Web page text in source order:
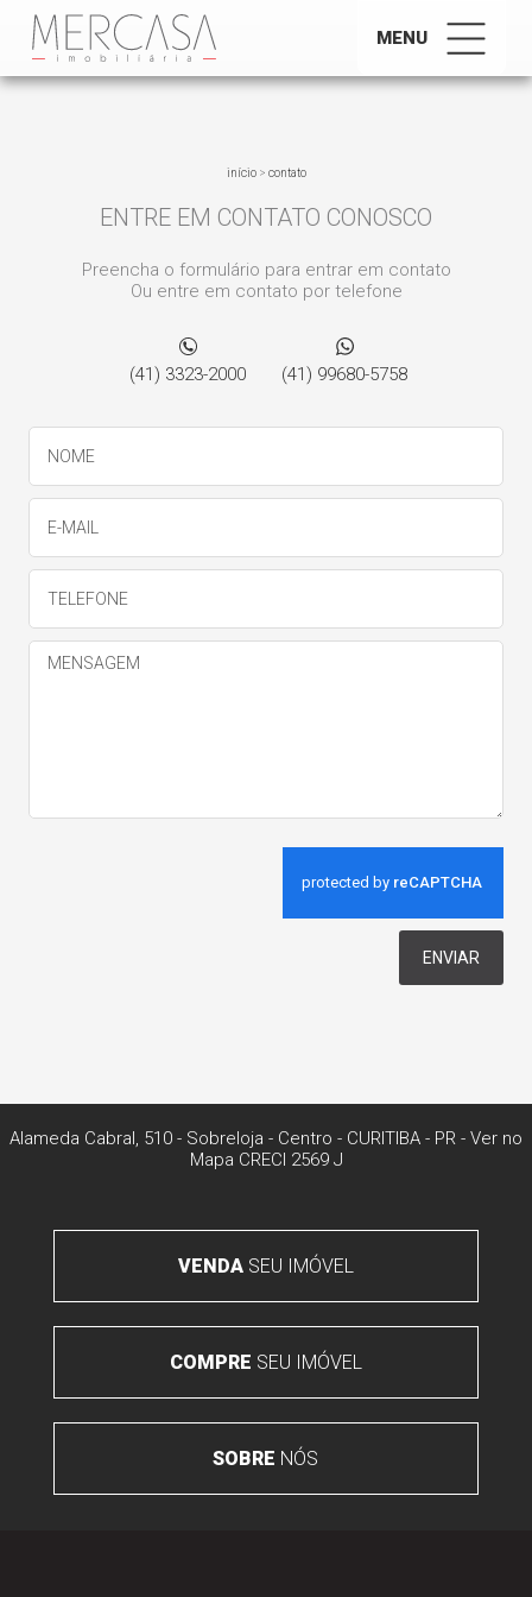
MENU
início> contato
ENTRE EM CONTATO CONOSCO
Preencha o formulário para entrar em contato
Ou entre em contato por telefone
(41) 3323-2000 (41) 99680-5758
ENVIAR
Alameda Cabral, 510 - Sobreloja - Centro - CURITIBA - PR - Ver no
Mapa CRECI 2569 J
VENDASEU IMÓVEL
COMPRE SEU IMÓVEL
SOBRE NÓS